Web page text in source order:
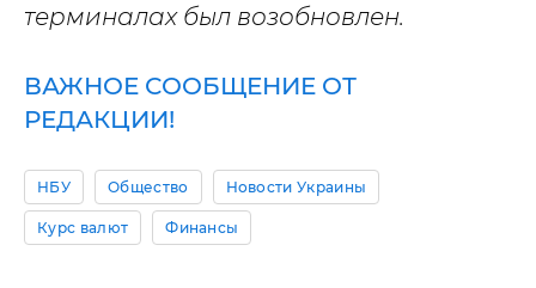
терминалах был возобновлен.
ВАЖНОЕ СООБЩЕНИЕ ОТ
РЕДАКЦИИ!
НБУ Общество Новости Украины
Курс валют Финансы